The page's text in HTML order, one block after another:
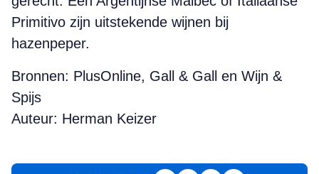
Primitivo zijn uitstekende wijnen bij
hazenpeper.
Bronnen: PlusOnline, Gall & Gall en Wijn &
Spijs
Auteur: Herman Keizer